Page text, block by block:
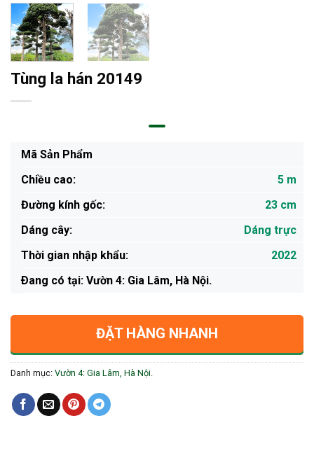
Tùng la hán 20149
Mã Sản Phẩm
Chiều cao:
5 m
Đường kính gốc:
23 cm
Dáng cây:
Dáng trực
Thời gian nhập khẩu:
2022
Ðang có tại: Vườn 4: Gia Lâm, Hà Nội.
ĐẶT HÀNG NHANH
Danh mục: Vườn 4: Gia Lâm, Hà Nội.